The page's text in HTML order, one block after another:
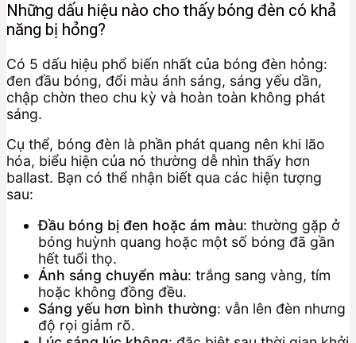
Những dấu hiệu nào cho thấy bóng đèn có khả
năng bị hỏng?
Có 5 dấu hiệu phổ biến nhất của bóng đèn hỏng:
đen đầu bóng, đổi màu ánh sáng, sáng yếu dần,
chập chờn theo chu kỳ và hoàn toàn không phát
sáng.
Cụ thể, bóng đèn là phần phát quang nên khi lão
hóa, biểu hiện của nó thường dễ nhìn thấy hơn
ballast. Bạn có thể nhận biết qua các hiện tượng
sau:
Đầu bóng bị đen hoặc ám màu: thường gặp ở
bóng huỳnh quang hoặc một số bóng đã gần
hết tuổi thọ.
Ánh sáng chuyển màu: trắng sang vàng, tím
hoặc không đồng đều.
Sáng yếu hơn bình thường: vẫn lên đèn nhưng
độ rọi giảm rõ.